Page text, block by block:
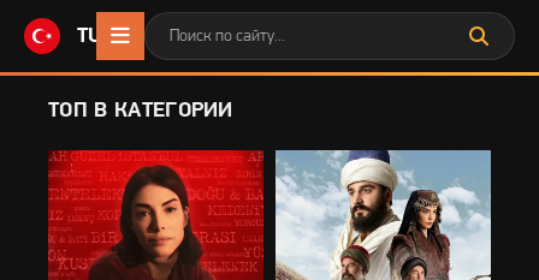
TURKONLINE.CC
ТОП В КАТЕГОРИИ